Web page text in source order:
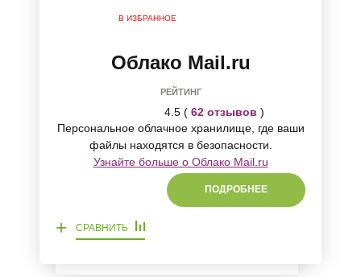
В ИЗБРАННОЕ
Облако Mail.ru
РЕЙТИНГ
4.5 ( 62 отзывов )
Персональное облачное хранилище, где ваши
файлы находятся в безопасности.
Узнайте больше о Облако Mail.ru
ПОДРОБНЕЕ
+ СРАВНИТЬ